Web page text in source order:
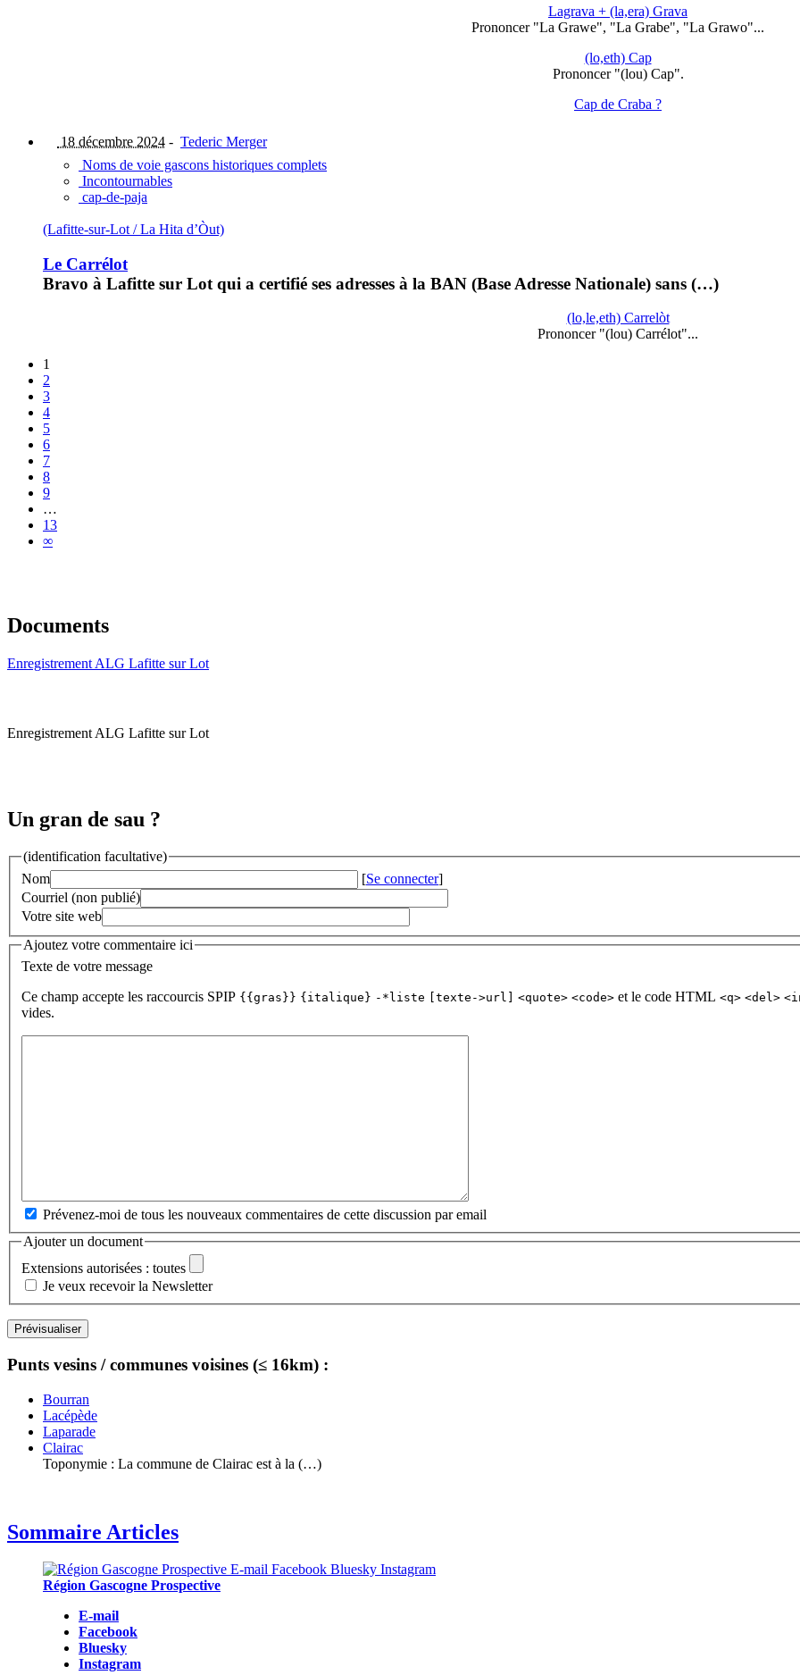
Lagrava + (la,era) Grava
Prononcer "La Grawe", "La Grabe", "La Grawo"...
(lo,eth) Cap
Prononcer "(lou) Cap".
Cap de Craba ?
18 décembre 2024 - Tederic Merger
Noms de voie gascons historiques complets
Incontournables
cap-de-paja
(Lafitte-sur-Lot / La Hita d’Òut)
Le Carrélot
Bravo à Lafitte sur Lot qui a certifié ses adresses à la BAN (Base Adresse Nationale) sans (…)
(lo,le,eth) Carrelòt
Prononcer "(lou) Carrélot"...
1
2
3
4
5
6
7
8
9
…
13
∞
Documents
Enregistrement ALG Lafitte sur Lot
Enregistrement ALG Lafitte sur Lot
Un gran de sau ?
(identification facultative)
Nom
[Se connecter]
Courriel (non publié)
Votre site web
Ajoutez votre commentaire ici
Texte de votre message
Ce champ accepte les raccourcis SPIP {{gras}} {italique} -*liste [texte->url] <quote> <code> et le code HTML <q> <del>
vides.
Prévenez-moi de tous les nouveaux commentaires de cette discussion par email
Ajouter un document
Extensions autorisées : toutes
Je veux recevoir la Newsletter
Punts vesins / communes voisines (≤ 16km) :
Bourran
Lacépède
Laparade
Clairac
Toponymie : La commune de Clairac est à la (…)
Sommaire Articles
Région Gascogne Prospective
E-mail
Facebook
Bluesky
Instagram